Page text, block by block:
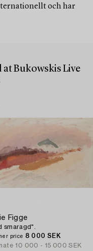
och har
Bukowskis Live
Figge
smaragd".
price 8 000 SEK
10 000 - 15 000 SEK